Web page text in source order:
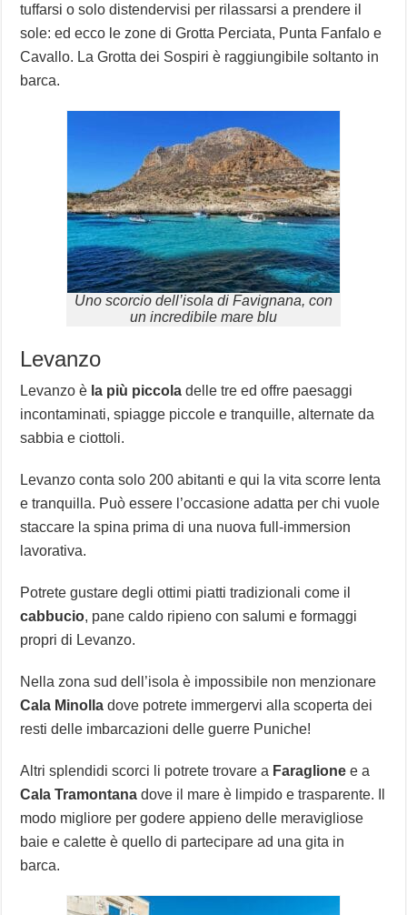
tuffarsi o solo distendervisi per rilassarsi a prendere il
sole: ed ecco le zone di Grotta Perciata, Punta Fanfalo e
Cavallo. La Grotta dei Sospiri è raggiungibile soltanto in
barca.
Uno scorcio dell’isola di Favignana, con
un incredibile mare blu
Levanzo
Levanzo è la più piccola delle tre ed offre paesaggi
incontaminati, spiagge piccole e tranquille, alternate da
sabbia e ciottoli.
Levanzo conta solo 200 abitanti e qui la vita scorre lenta
e tranquilla. Può essere l’occasione adatta per chi vuole
staccare la spina prima di una nuova full-immersion
lavorativa.
Potrete gustare degli ottimi piatti tradizionali come il
cabbucio, pane caldo ripieno con salumi e formaggi
propri di Levanzo.
Nella zona sud dell’isola è impossibile non menzionare
Cala Minolla dove potrete immergervi alla scoperta dei
resti delle imbarcazioni delle guerre Puniche!
Altri splendidi scorci li potrete trovare a Faraglionee a
Cala Tramontana dove il mare è limpido e trasparente. Il
modo migliore per godere appieno delle meravigliose
baie e calette è quello di partecipare ad una gita in
barca.